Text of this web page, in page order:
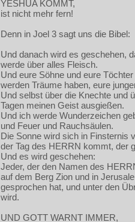
YESHUA KOMMT,
ist nicht mehr fern!
Denn in Joel 3 sagt uns die Bibel:
Und danach wird es geschehen,
werde über alles Fleisch.
Und eure Söhne und eure
werden Träume haben, eure
Und selbst über die Knechte und
Tagen meinen Geist ausgießen.
Und ich werde Wunderzeichen
und Feuer und Rauchsäulen.
Die Sonne wird sich in Finsternis
der Tag des HERRN kommt, der
Und es wird geschehen:
Jeder, der den Namen des
auf dem Berg Zion und in
gesprochen hat, und unter den
wird.
UND GOTT WARNT IMMER,